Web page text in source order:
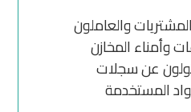
والعاملون
وأمناء المخازن
عن سجلات
المستخدمة